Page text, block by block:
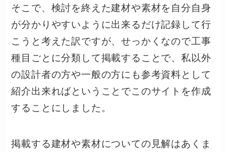
そこで、検討を終えた建材や素材を自分自身
が分かりやすいように出来るだけ記録して行
こうと考えた訳ですが、せっかくなので工事
種目ごとに分類して掲載することで、私以外
の設計者の方や一般の方にも参考資料として
紹介出来ればということでこのサイトを作成
することにしました。
掲載する建材や素材についての見解はあくま